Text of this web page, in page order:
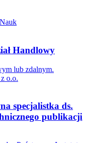
Handlowy
lub zdalnym.
o.o.
specjalistka ds.
publikacji